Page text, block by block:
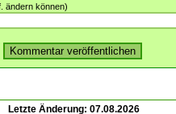
ändern können)
Letzte Änderung: 07.08.2026